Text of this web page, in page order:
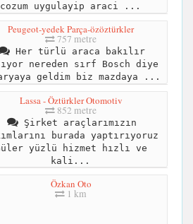
cozum uygulayip araci ...
Peugeot-yedek Parça-özöztürkler
757 metre
Her türlü araca bakılır
nereden sırf Bosch diye
geldim biz mazdaya ...
Lassa - Öztürkler Otomotiv
852 metre
Şirket araçlarımızın
burada yaptırıyoruz
yüzlü hizmet hızlı ve
kali...
Özkan Oto
1 km